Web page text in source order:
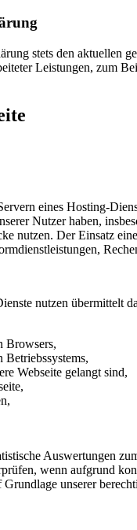
stets den aktuellen
Leistungen, zum
eines Hosting-
Nutzer haben,
nutzen. Der Einsatz
nutzen
Browsers,
Webseite gelangt sind,
Auswertungen
wenn aufgrund
unserer